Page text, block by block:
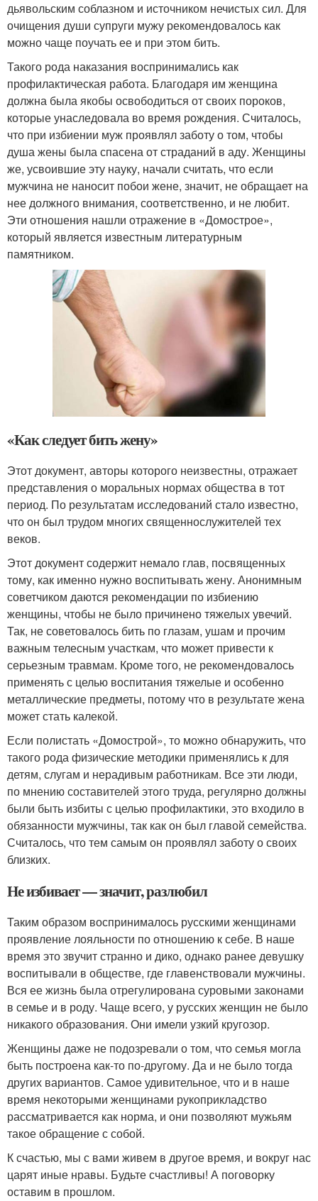
дьявольским соблазном и источником нечистых сил. Для
очищения души супруги мужу рекомендовалось как
можно чаще поучать ее и при этом бить.
Такого рода наказания воспринимались как
профилактическая работа. Благодаря им женщина
должна была якобы освободиться от своих пороков,
которые унаследовала во время рождения. Считалось,
что при избиении муж проявлял заботу о том, чтобы
душа жены была спасена от страданий в аду. Женщины
же, усвоившие эту науку, начали считать, что если
мужчина не наносит побои жене, значит, не обращает на
нее должного внимания, соответственно, и не любит.
Эти отношения нашли отражение в «Домострое»,
который является известным литературным
памятником.
«Как следует бить жену»
Этот документ, авторы которого неизвестны, отражает
представления о моральных нормах общества в тот
период. По результатам исследований стало известно,
что он был трудом многих священнослужителей тех
веков.
Этот документ содержит немало глав, посвященных
тому, как именно нужно воспитывать жену. Анонимным
советчиком даются рекомендации по избиению
женщины, чтобы не было причинено тяжелых увечий.
Так, не советовалось бить по глазам, ушам и прочим
важным телесным участкам, что может привести к
серьезным травмам. Кроме того, не рекомендовалось
применять с целью воспитания тяжелые и особенно
металлические предметы, потому что в результате жена
может стать калекой.
Если полистать «Домострой», то можно обнаружить, что
такого рода физические методики применялись к для
детям, слугам и нерадивым работникам. Все эти люди,
по мнению составителей этого труда, регулярно должны
были быть избиты с целью профилактики, это входило в
обязанности мужчины, так как он был главой семейства.
Считалось, что тем самым он проявлял заботу о своих
близких.
Не избивает — значит, разлюбил
Таким образом воспринималось русскими женщинами
проявление лояльности по отношению к себе. В наше
время это звучит странно и дико, однако ранее девушку
воспитывали в обществе, где главенствовали мужчины.
Вся ее жизнь была отрегулирована суровыми законами
в семье и в роду. Чаще всего, у русских женщин не было
никакого образования. Они имели узкий кругозор.
Женщины даже не подозревали о том, что семья могла
быть построена как-то по-другому. Да и не было тогда
других вариантов. Самое удивительное, что и в наше
время некоторыми женщинами рукоприкладство
рассматривается как норма, и они позволяют мужьям
такое обращение с собой.
К счастью, мы с вами живем в другое время, и вокруг нас
царят иные нравы. Будьте счастливы! А поговорку
оставим в прошлом.